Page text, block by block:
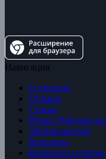
Навигация
О проекте
Отзывы
Статьи
ИнвестДайджесты
Энциклопедия
Контакты
Вопросы и ответы